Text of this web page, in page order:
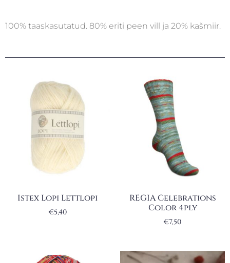
100% taaskasutatud. 80% eriti peen vill ja 20% kašmiir.
Istex Lopi Lettlopi
€5,40
REGIA Celebrations
Color 4ply
€7,50